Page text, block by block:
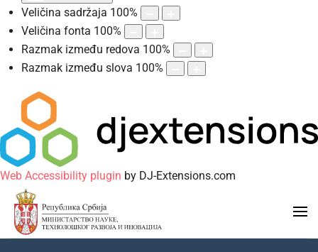
Veličina sadržaja 100%
Veličina fonta 100%
Razmak između redova 100%
Razmak između slova 100%
Web Accessibility plugin by DJ-Extensions.com